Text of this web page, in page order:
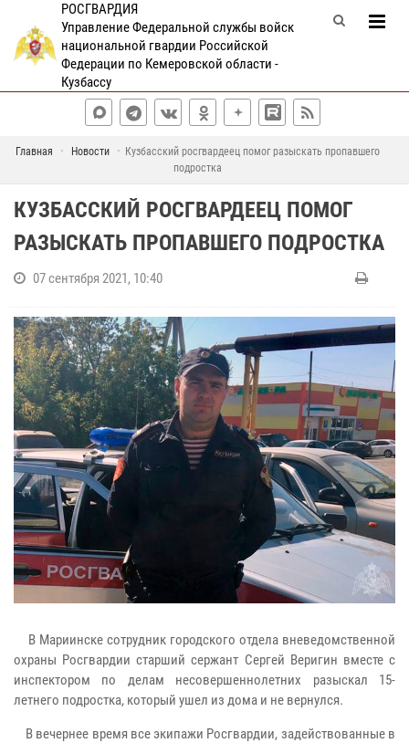
РОСГВАРДИЯ
Управление Федеральной службы войск
национальной гвардии Российской
Федерации по Кемеровской области -
Кузбассу
Главная Новости
Кузбасский росгвардеец помог разыскать пропавшего
подростка
КУЗБАССКИЙ РОСГВАРДЕЕЦ ПОМОГ
РАЗЫСКАТЬ ПРОПАВШЕГО ПОДРОСТКА
07 сентября 2021, 10:40
В Мариинске сотрудник городского отдела вневедомственной
охраны Росгвардии старший сержант Сергей Веригин вместе с
инспектором по делам несовершеннолетних разыскал 15-
летнего подростка, который ушел из дома и не вернулся.
В вечернее время все экипажи Росгвардии, задействованные в